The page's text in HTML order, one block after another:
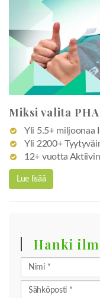
Miksi valita
Yli 5.5+ miljoonaa
Yli 2200+
12+ vuotta
Lue lisää
Hanki